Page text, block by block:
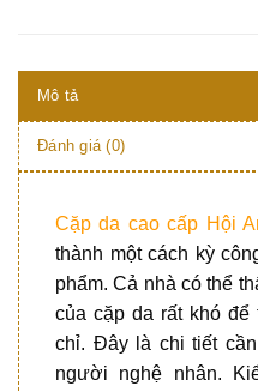
Mô tả
Đánh giá (0)
Cặp da cao cấp Hội
thành một cách kỳ
phẩm. Cả nhà có thể
của cặp da rất khó để
chỉ. Đây là chi tiết
người nghệ nhân.